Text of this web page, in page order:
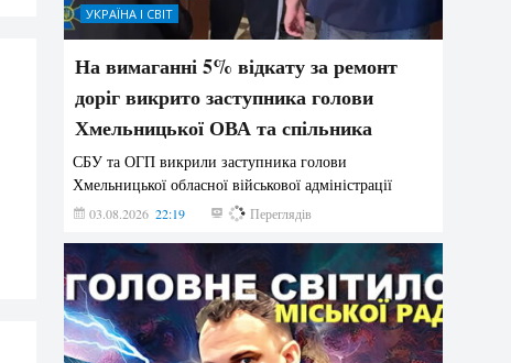
УКРАЇНА І СВІТ
На вимаганні 5% відкату за ремонт
доріг викрито заступника голови
Хмельницької ОВА та спільника
СБУ та ОГП викрили заступника голови
Хмельницької обласної військової адміністрації
03.08.2026 22:19 862 Переглядів